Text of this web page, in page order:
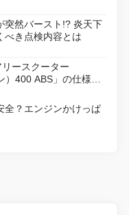
突然バースト!? 炎天下
べき点検内容とは
ースクーター
）400 ABS」の仕様を
全？エンジンかけっぱ